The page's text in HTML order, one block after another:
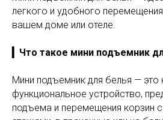
легкого и удобного
вашем доме или отеле.
▎Что такое мини подъемник
Мини подъемник для белья — это
функциональное устройство,
подъема и перемещения корзин